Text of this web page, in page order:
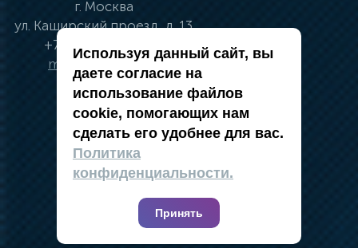
г. Москва
ул. Каширский проезд, д. 13
+7 (495) 134-41-83
moskva@vincci.ru
политика в отношении обработки
персональных данных
публичная оферта
карта сайта
2019 — 2026 @ Компания Vincci
Используя данный сайт, вы
даете согласие на
использование файлов
cookie, помогающих нам
сделать его удобнее для вас.
Политика
конфиденциальности.
Принять